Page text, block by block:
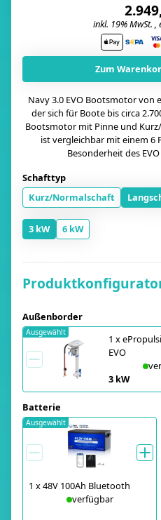
inkl. 19% MwSt. ,
Zum
Navy 3.0 EVO Bootsmotor von
der sich für Boote bis circa
Bootsmotor mit Pinne und
ist vergleichbar mit einem 6
Besonderheit des
Schafttyp
Kurz/Normalschaft
3 kW 6 kW
Außenborder
1 x
EVO
3 kW
Ausgewählt
Batterie
1 x48V 100Ah Bluetooth
verfügbar
Ausgewählt